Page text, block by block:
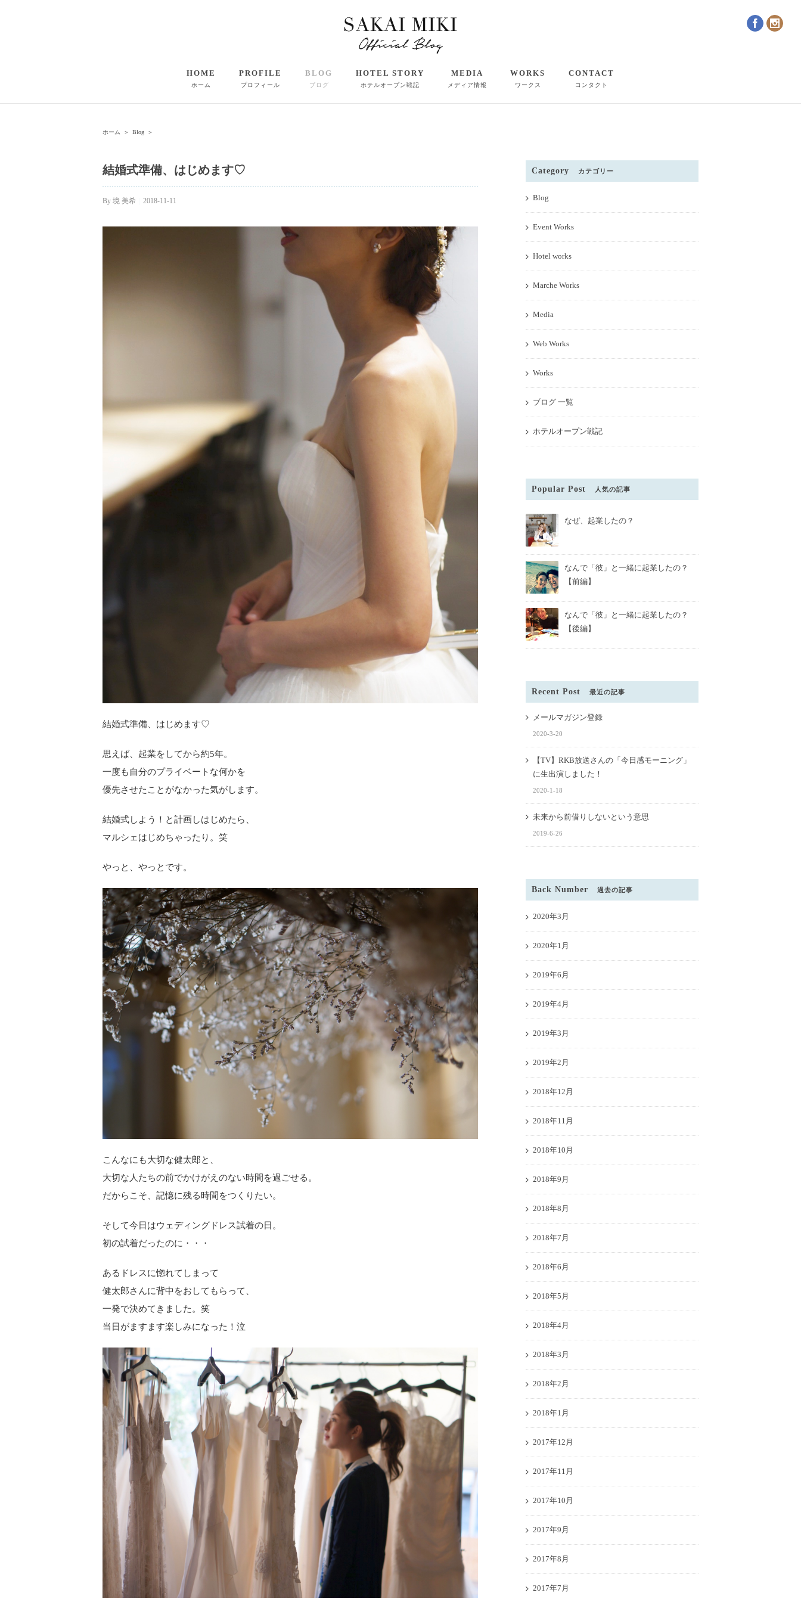
HOME
ホーム
PROFILE
プロフィール
BLOG
ブログ
HOTEL STORY
ホテルオープン戦記
MEDIA
メディア情報
WORKS
ワークス
CONTACT
コンタクト
ホーム ＞ Blog ＞
結婚式準備、はじめます♡
By 境 美希 2018-11-11
結婚式準備、はじめます♡
思えば、起業をしてから約5年。
一度も自分のプライベートな何かを
優先させたことがなかった気がします。
結婚式しよう！と計画しはじめたら、
マルシェはじめちゃったり。笑
やっと、やっとです。
こんなにも大切な健太郎と、
大切な人たちの前でかけがえのない時間を過ごせる。
だからこそ、記憶に残る時間をつくりたい。
そして今日はウェディングドレス試着の日。
初の試着だったのに・・・
あるドレスに惚れてしまって
健太郎さんに背中をおしてもらって、
一発で決めてきました。笑
当日がますます楽しみになった！泣
Category カテゴリー
Blog
Event Works
Hotel works
Marche Works
Media
Web Works
Works
ブログ 一覧
ホテルオープン戦記
Popular Post 人気の記事
なぜ、起業したの？
なんで「彼」と一緒に起業したの？
【前編】
なんで「彼」と一緒に起業したの？
【後編】
Recent Post 最近の記事
メールマガジン登録
2020-3-20
【TV】RKB放送さんの「今日感モーニング」
に生出演しました！
2020-1-18
未来から前借りしないという意思
2019-6-26
Back Number 過去の記事
2020年3月
2020年1月
2019年6月
2019年4月
2019年3月
2019年2月
2018年12月
2018年11月
2018年10月
2018年9月
2018年8月
2018年7月
2018年6月
2018年5月
2018年4月
2018年3月
2018年2月
2018年1月
2017年12月
2017年11月
2017年10月
2017年9月
2017年8月
2017年7月